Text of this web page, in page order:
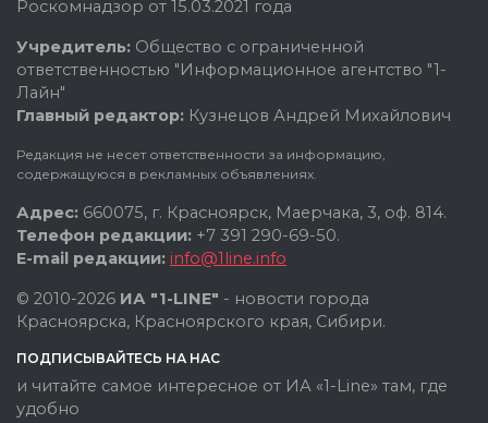
Роскомнадзор от 15.03.2021 года
Учредитель: Общество с ограниченной
ответственностью "Информационное агентство "1-
Лайн"
Главный редактор: Кузнецов Андрей Михайлович
Редакция не несет ответственности за информацию,
содержащуюся в рекламных объявлениях.
Адрес: 660075, г. Красноярск, Маерчака, 3, оф. 814.
Телефон редакции: +7 391 290-69-50.
E-mail редакции: info@1line.info
© 2010-2026 ИА "1-LINE" - новости города
Красноярска, Красноярского края, Сибири.
ПОДПИСЫВАЙТЕСЬ НА НАС
и читайте самое интересное от ИА «1-Line» там, где
удобно